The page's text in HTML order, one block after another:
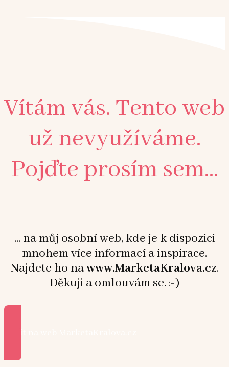
Vítám vás. Tento web
už nevyužíváme.
Pojďte prosím sem...
... na můj osobní web, kde je k dispozici
mnohem více informací a inspirace.
Najdete ho nawww.MarketaKralova.cz.
Děkuji a omlouvám se. :-)
Přejít na web MarketaKralova.cz